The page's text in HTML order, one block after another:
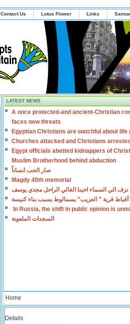
Contact Us Lotus Flower Links
LATEST NEWS
A once protected-and ancient-Christian
faces new threats
Egyptian Christians are watchful about life
Churches attacked and Christians
Egypt officials abetted kidnappers of
Muslim Brotherhood behind abduction
صار الحب انساناً
Magdy 40th memorial
نزف الي السماء اخينا الغالي الراحل مجدي يوسف
أقباط قرية ” العزيب” بسمالوط بسبب بناء كنيسة
In Russia, the shift in public opinion is
السجدات الملعونة
Home
Details